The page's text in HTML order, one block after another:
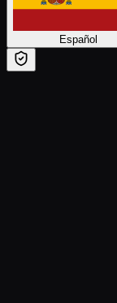
Español